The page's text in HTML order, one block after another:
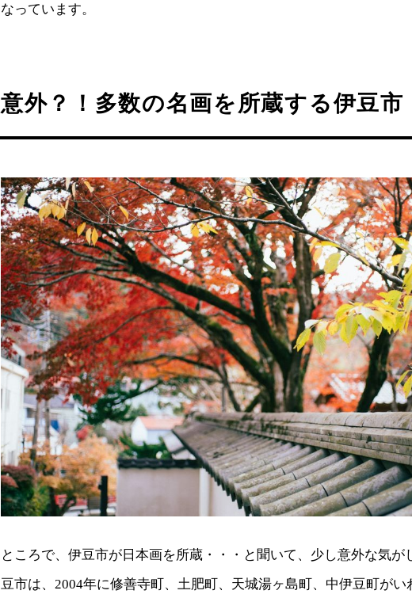
なっています。
意外？！多数の名画を所蔵する伊豆市
ところで、伊豆市が日本画を所蔵・・・と聞いて、少し意外な気が
豆市は、2004年に修善寺町、土肥町、天城湯ヶ島町、中伊豆町が